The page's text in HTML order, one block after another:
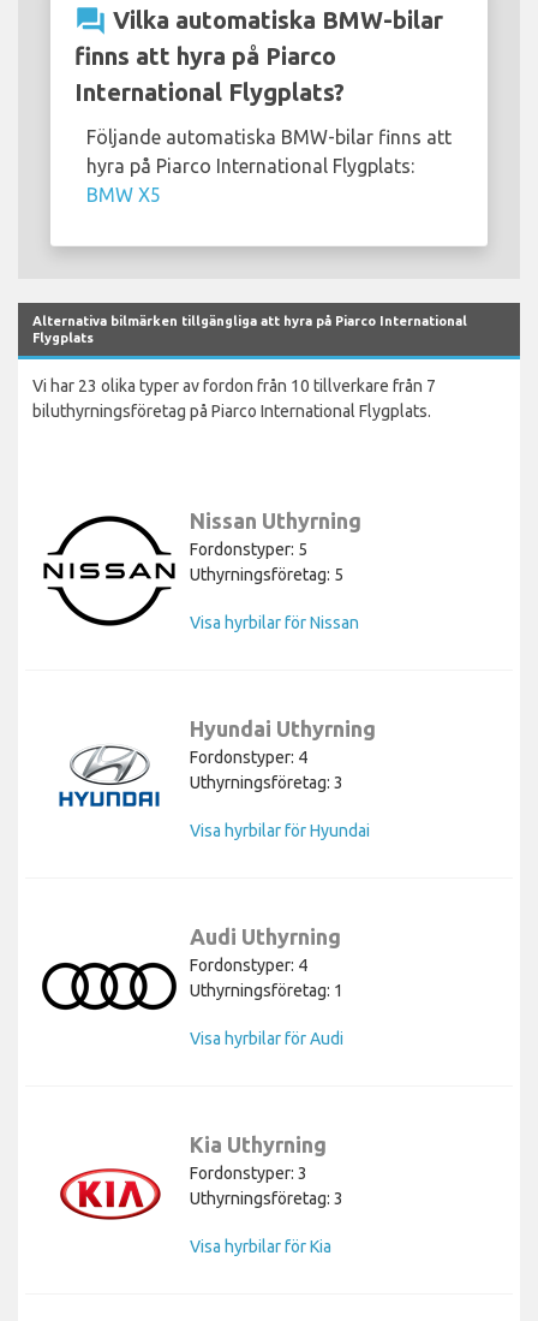
question_answer Vilka automatiska BMW-bilar
finns att hyra på Piarco
International Flygplats?
Följande automatiska BMW-bilar finns att
hyra på Piarco International Flygplats:
BMW X5
Alternativa bilmärken tillgängliga att hyra på Piarco International
Flygplats
Vi har 23 olika typer av fordon från 10 tillverkare från 7
biluthyrningsföretag på Piarco International Flygplats.
Nissan Uthyrning
Fordonstyper: 5
Uthyrningsföretag: 5
Visa hyrbilar för Nissan
Hyundai Uthyrning
Fordonstyper: 4
Uthyrningsföretag: 3
Visa hyrbilar för Hyundai
Audi Uthyrning
Fordonstyper: 4
Uthyrningsföretag: 1
Visa hyrbilar för Audi
Kia Uthyrning
Fordonstyper: 3
Uthyrningsföretag: 3
Visa hyrbilar för Kia